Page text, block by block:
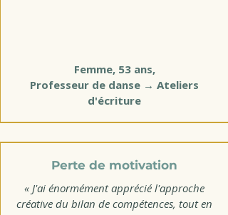
Femme, 53 ans,
Professeur de danse → Ateliers
d'écriture
Perte de motivation
« J'ai énormément apprécié l'approche
créative du bilan de compétences, tout en